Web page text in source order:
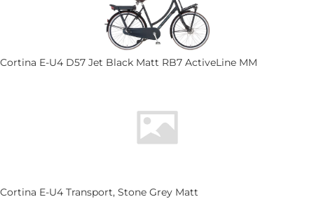
Cortina E-U4 D57 Jet Black Matt RB7 ActiveLine MM
Cortina E-U4 Transport, Stone Grey Matt